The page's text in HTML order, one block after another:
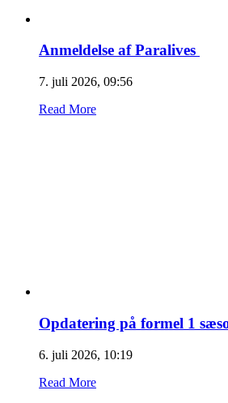
Anmeldelse af Paralives
7. juli 2026, 09:56
Read More
Opdatering på formel 1
6. juli 2026, 10:19
Read More